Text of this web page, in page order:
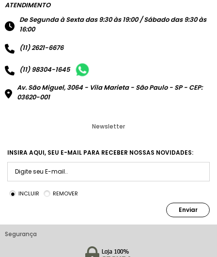
ATENDIMENTO
De Segunda à Sexta das 9:30 às 19:00 / Sábado das 9:30 às
16:00
(11) 2621-6676
(11) 98304-1645
Av. São Miguel, 3064 - Vila Marieta - São Paulo - SP - CEP:
03620-001
Newsletter
INSIRA AQUI, SEU E-MAIL PARA RECEBER NOSSAS NOVIDADES:
INCLUIR REMOVER
Enviar
Segurança